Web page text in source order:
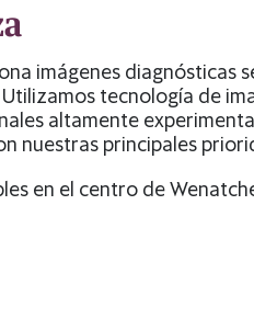
imágenes diagnósticas
tecnología de
altamente
nuestras principales
en el centro de